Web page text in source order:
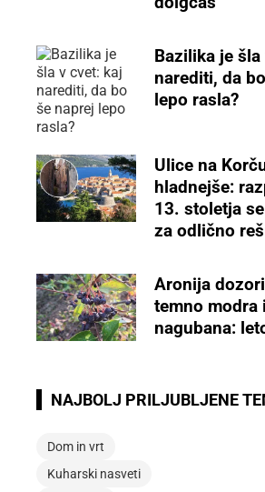
Bazilika je
narediti, da
lepo rasla?
Ulice na
hladnejše:
13. stoletja
za odlično
Aronija
temno modra
nagubana:
NAJBOLJ PRILJUBLJENE
Dom in vrt
Kuharski nasveti